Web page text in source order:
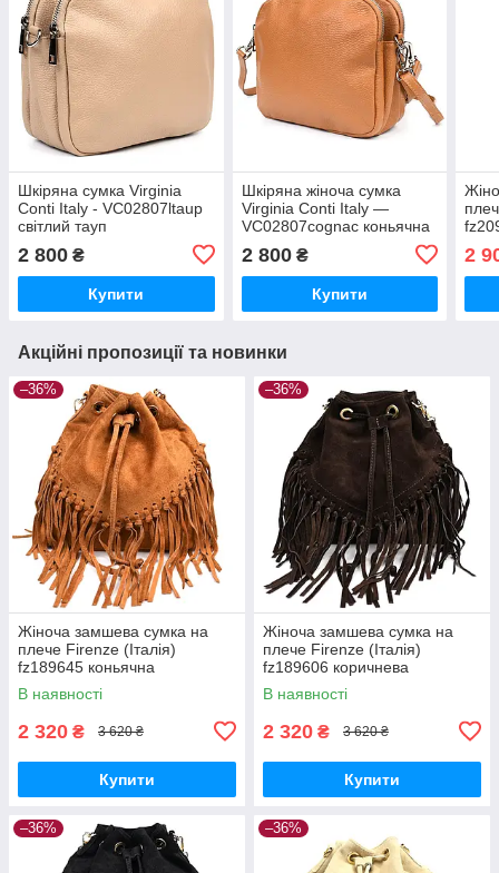
Шкіряна сумка Virginia
Conti Italy - VC02807ltaup
світлий тауп
2 800 ₴
Купити
Шкіряна жіноча сумка
Virginia Conti Italy —
VC02807cognac коньячна
2 800₴
Купити
2
Акційні пропозиції та новинки
–36%
Жіноча замшева сумка на
плече Firenze (Італія)
fz189645 коньячна
В наявності
2 320 ₴ 3 620 ₴
Купити
–36%
Жіноча замшева сумка на
плече Firenze (Італія)
fz189606 коричнева
В наявності
2 320 ₴ 3 620 ₴
Купити
–36% –36%